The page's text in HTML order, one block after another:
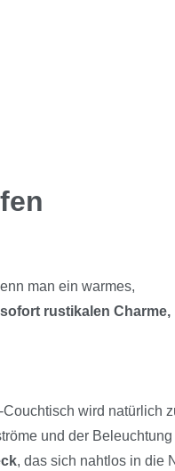
man ein warmes,
rustikalen Charme,
wird natürlich
und der Beleuchtung
, das sich nahtlos in die